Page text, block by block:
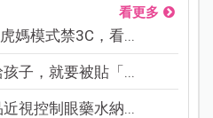
看更多
媽模式禁3C，看...
子，就要被貼「...
視控制眼藥水納...